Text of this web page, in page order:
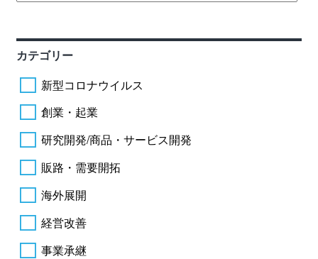
カテゴリー
新型コロナウイルス
創業・起業
研究開発/商品・サービス開発
販路・需要開拓
海外展開
経営改善
事業承継